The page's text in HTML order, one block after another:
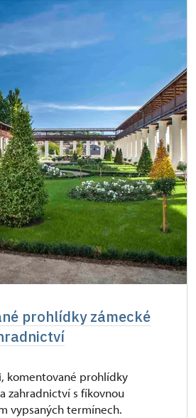
prohlídky zámecké
komentované prohlídky
zahradnictví s fíkovnou
vypsaných termínech.